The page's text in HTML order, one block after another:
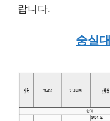
랍니다.
숭실